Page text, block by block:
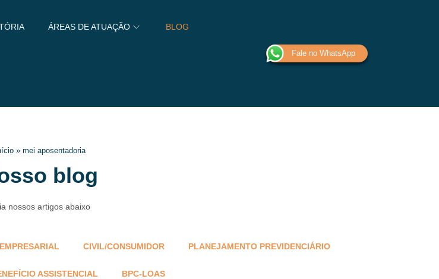
ÁREAS DE ATUAÇÃO BLOG
Fale no WhatsApp
» mei aposentadoria
blog
nossos artigos abaixo
CIVIL/CONSUMIDOR PLANEJAMENTO PREVIDENCIÁRIO
ASSISTENCIAL BPC-LOAS